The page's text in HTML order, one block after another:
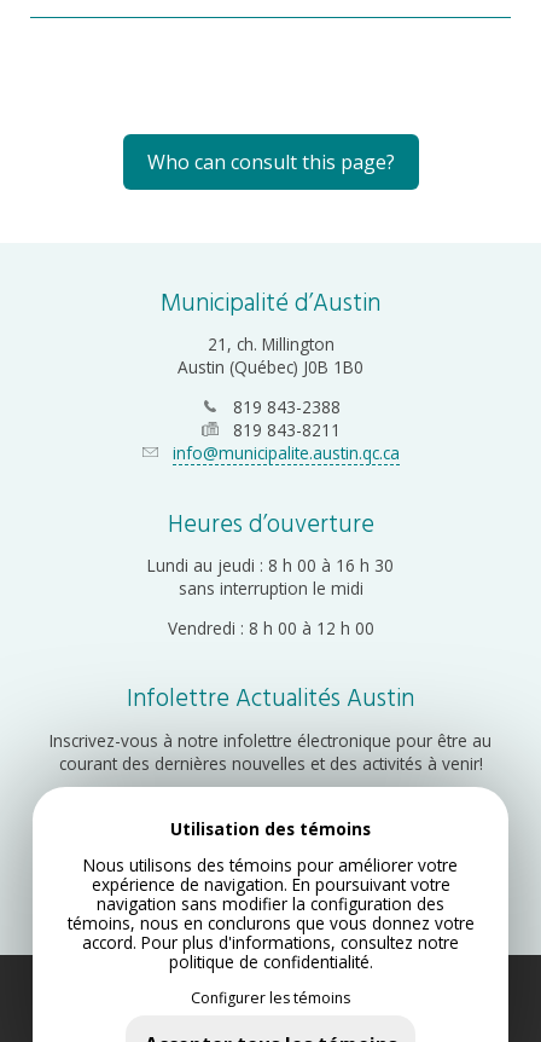
Who can consult this page?
Municipalité d’Austin
21, ch. Millington
Austin (Québec) J0B 1B0
819 843-2388
819 843-8211
info@municipalite.austin.qc.ca
Heures d’ouverture
Lundi au jeudi : 8 h 00 à 16 h 30
sans interruption le midi
Vendredi : 8 h 00 à 12 h 00
Infolettre Actualités Austin
Inscrivez-vous à notre infolettre électronique pour être au
courant des dernières nouvelles et des activités à venir!
Municipalité d’Austin 2022
Plan du site
Utilisation des témoins
Nous utilisons des témoins pour améliorer votre
expérience de navigation. En poursuivant votre
navigation sans modifier la configuration des
témoins, nous en conclurons que vous donnez votre
accord. Pour plus d'informations, consultez notre
politique de confidentialité.
Configurer les témoins